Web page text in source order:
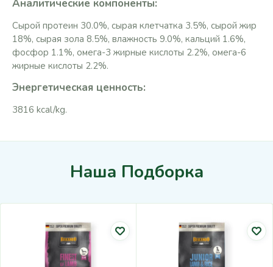
Аналитические компоненты:
Сырой протеин 30.0%, сырая клетчатка 3.5%, сырой жир
18%, сырая зола 8.5%, влажность 9.0%, кальций 1.6%,
фосфор 1.1%, омега-3 жирные кислоты 2.2%, омега-6
жирные кислоты 2.2%.
Энергетическая ценность:
3816 kcal/kg.
Наша Подборка